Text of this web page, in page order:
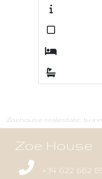
Zoehouse realestate, tu
Zoe House
+34 622 662